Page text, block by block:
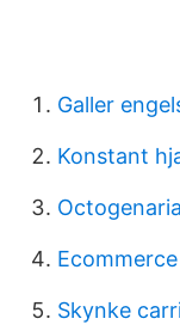
Galler
Konstant
Skynke